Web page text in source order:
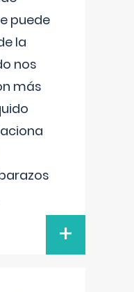
puede
la
nos
más
+